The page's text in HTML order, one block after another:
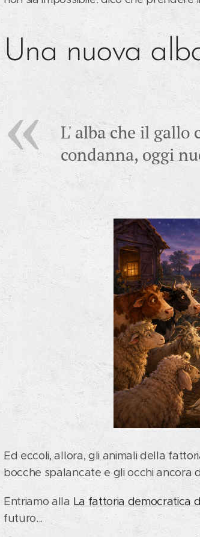
Una nuova
L' alba che il gallo
condanna, oggi
Ed eccoli, allora, gli animali della
bocche spalancate e gli occhi ancora
Entriamo alla La fattoria democratica
futuro...